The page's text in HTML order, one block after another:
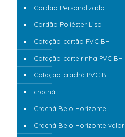
Cordão Personalizado
Cordão Poliéster Liso
Cotação cartão PVC BH
Cotação carteirinha PVC BH
Cotação crachá PVC BH
crachá
Crachá Belo Horizonte
Crachá Belo Horizonte valor